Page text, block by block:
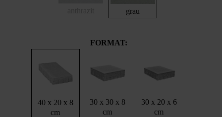
grau
FORMAT:
40 x 20 x 8
cm
30 x 30 x 8
cm
30 x 20 x 6
cm